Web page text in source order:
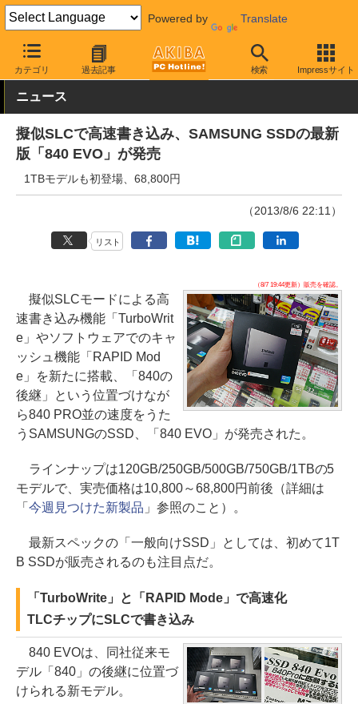
Powered by Translate
カテゴリ 過去記事 検索 Impressサイト
AKIBA PC Hotline! PCパーツ SSD Samsung
ニュース
擬似SLCで高速書き込み、SAMSUNG SSDの最新
版「840 EVO」が発売
1TBモデルも初登場、68,800円
（2013/8/6 22:11）
リスト
（8/7 19:44更新）販売を確認。
擬似SLCモードによる高
速書き込み機能「TurboWrit
e」やソフトウェアでのキャ
ッシュ機能「RAPID Mod
e」を新たに搭載、「840の
後継」という位置づけなが
ら840 PRO並の速度をうた
うSAMSUNGのSSD、「840 EVO」が発売された。
ラインナップは120GB/250GB/500GB/750GB/1TBの5
モデルで、実売価格は10,800～68,800円前後（詳細は
「 今週見つけた新製品 」参照のこと）。
最新スペックの「一般向けSSD」としては、初めて1T
B SSDが販売されるのも注目点だ。
「TurboWrite」と「RAPID Mode」で高速化
TLCチップにSLCで書き込み
840 EVOは、同社従来モ
デル「840」の後継に位置づ
けられる新モデル。